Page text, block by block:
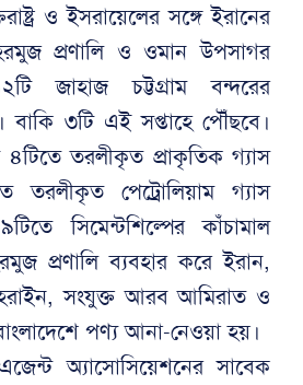
ও ইসরায়েলের সঙ্গে ইরানের
প্রণালি ও ওমান উপসাগর
জাহাজ চট্টগ্রাম বন্দরের
বাকি ৩টি এই সপ্তাহে পৌঁছবে।
তরলীকৃত প্রাকৃতিক গ্যাস
তরলীকৃত পেট্রোলিয়াম গ্যাস
সিমেন্টশিল্পের কাঁচামাল
প্রণালি ব্যবহার করে ইরান,
সংযুক্ত আরব আমিরাত ও
পণ্য আনা-নেওয়া হয়।
অ্যাসোসিয়েশনের সাবেক